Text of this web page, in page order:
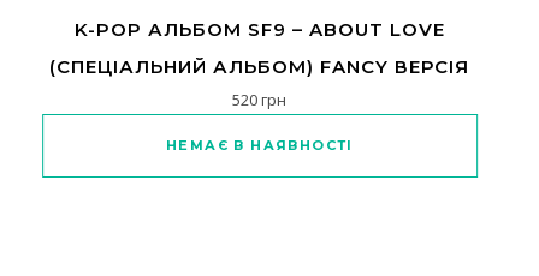
K-POP АЛЬБОМ SF9 – ABOUT LOVE
(СПЕЦІАЛЬНИЙ АЛЬБОМ) FANCY ВЕРСІЯ
520грн
НЕМАЄ В НАЯВНОСТІ